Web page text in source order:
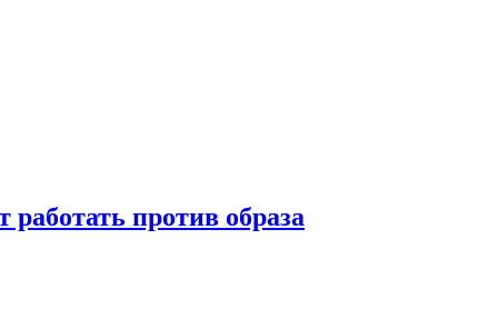
против образа